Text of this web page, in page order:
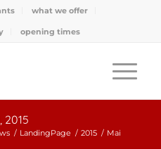
what we offer
opening times
2015
/ LandingPage / 2015 / Mai